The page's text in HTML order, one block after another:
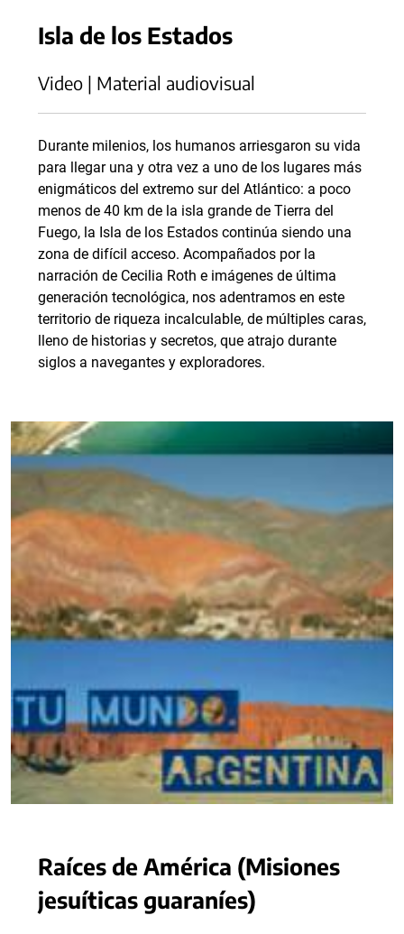
Isla de los Estados
Video | Material audiovisual
Durante milenios, los humanos arriesgaron su vida
para llegar una y otra vez a uno de los lugares más
enigmáticos del extremo sur del Atlántico: a poco
menos de 40 km de la isla grande de Tierra del
Fuego, la Isla de los Estados continúa siendo una
zona de difícil acceso. Acompañados por la
narración de Cecilia Roth e imágenes de última
generación tecnológica, nos adentramos en este
territorio de riqueza incalculable, de múltiples caras,
lleno de historias y secretos, que atrajo durante
siglos a navegantes y exploradores.
Raíces de América (Misiones
jesuíticas guaraníes)